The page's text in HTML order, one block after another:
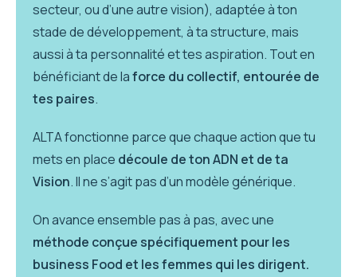
secteur, ou d’une autre vision), adaptée à ton
stade de développement, à ta structure, mais
aussi à ta personnalité et tes aspiration. Tout en
bénéficiant de laforce du collectif, entourée de
tes paires.
ALTA fonctionne parce que chaque action que tu
mets en place découle de ton ADN et de ta
Vision. Il ne s’agit pas d’un modèle générique.
On avance ensemble pas à pas, avec une
méthode conçue spécifiquement pour les
business Food et les femmes qui les dirigent.